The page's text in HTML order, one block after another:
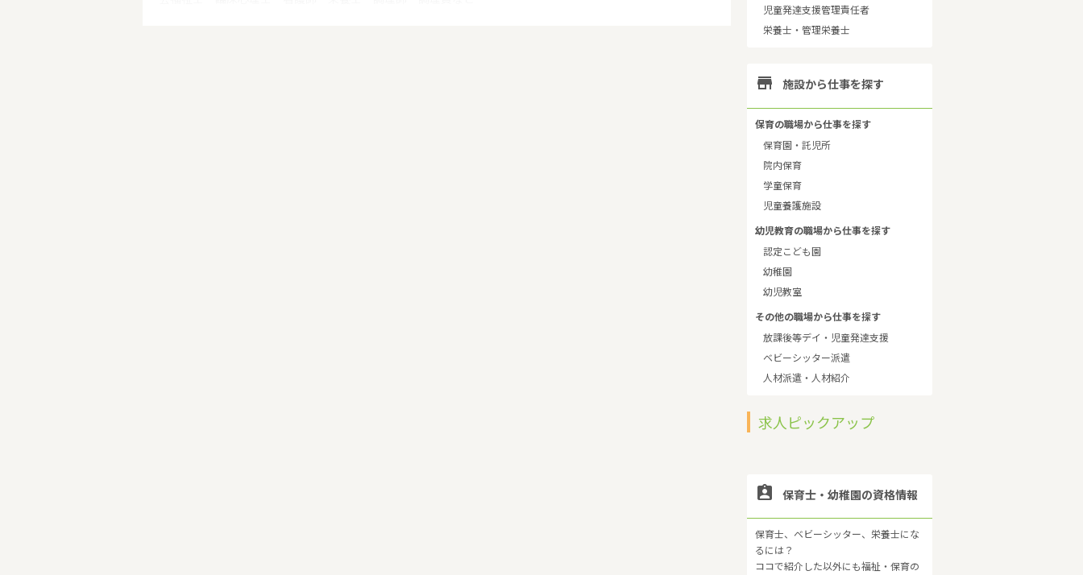
児童発達支援管理責任者
栄養士・管理栄養士
 施設から仕事を探す
保育の職場から仕事を探す
保育園・託児所
院内保育
学童保育
児童養護施設
幼児教育の職場から仕事を探す
認定こども園
幼稚園
幼児教室
その他の職場から仕事を探す
放課後等デイ・児童発達支援
ベビーシッター派遣
人材派遣・人材紹介
求人ピックアップ
 保育士・幼稚園の資格情報
保育士、ベビーシッター、栄養士にな
るには？
ココで紹介した以外にも福祉・保育の